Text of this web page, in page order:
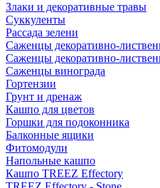
Злаки и декоративные травы
Суккуленты
Рассада зелени
Саженцы декоративно-
Саженцы декоративно-
Саженцы винограда
Гортензии
Грунт и дренаж
Кашпо для цветов
Горшки для подоконника
Балконные ящики
Фитомодули
Напольные кашпо
Кашпо TREEZ Effectory